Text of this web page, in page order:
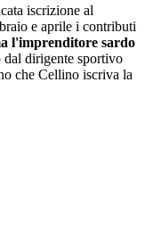
iscrizione al
e aprile i contributi
l'imprenditore sardo
dal dirigente sportivo
che Cellino iscriva la